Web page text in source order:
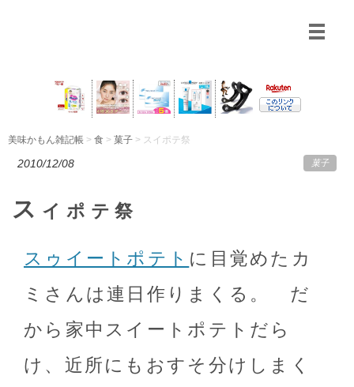
美味かもん雑記帳 > 食 > 菓子 > スイポテ祭
2010/12/08 菓子
ス イポテ祭
スゥイートポテト に目覚めたカ
ミさんは連日作りまくる。 だ
から家中スイートポテトだら
け、近所にもおすそ分けしまく